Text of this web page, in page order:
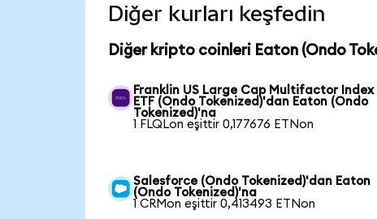
Diğer kurları keşfedin
Diğer kripto coinleri Eaton (Ondo
Franklin US Large Cap Multifactor Index
ETF (Ondo Tokenized)'dan Eaton (Ondo
Tokenized)'na
1 FLQLon eşittir 0,177676 ETNon
Salesforce (Ondo Tokenized)'dan Eaton
(Ondo Tokenized)'na
1 CRMon eşittir 0,413493 ETNon